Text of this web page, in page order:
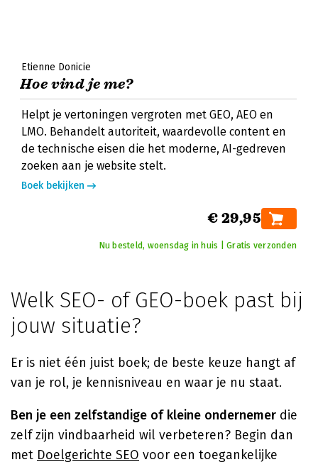
Etienne Donicie
Hoe vind je me?
Helpt je vertoningen vergroten met GEO, AEO en
LMO. Behandelt autoriteit, waardevolle content en
de technische eisen die het moderne, AI-gedreven
zoeken aan je website stelt.
Boek bekijken
€ 29,95
Nu besteld, woensdag in huis | Gratis verzonden
Welk SEO- of GEO-boek past bij
jouw situatie?
Er is niet één juist boek; de beste keuze hangt af
van je rol, je kennisniveau en waar je nu staat.
Ben je een zelfstandige of kleine ondernemer die
zelf zijn vindbaarheid wil verbeteren? Begin dan
met Doelgerichte SEO voor een toegankelijke